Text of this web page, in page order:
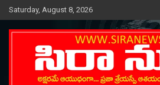
Skip
to
content
Saturday, August 8, 2026